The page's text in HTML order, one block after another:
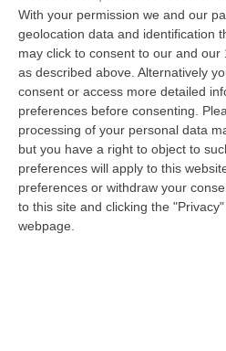
With your permission we and our
geolocation data and identification
may click to consent to our and our
as described above. Alternatively
consent or access more detailed
preferences before consenting.
processing of your personal data
but you have a right to object to
preferences will apply to this
preferences or withdraw your
to this site and clicking the
webpage.
All’asta Il Pallone Della “mano Di
“ROMA Il pallone con cui Diego
vittoria dell’Argentina sull’Inghilterra
esse…
08 Agosto, 23:28
Milano, Vannacci Candida Il
“ROMA “La sfida delle grandi città
Milano, Bologna, Roma e Napoli. Ci
nazionale…
08 Agosto, 22:19